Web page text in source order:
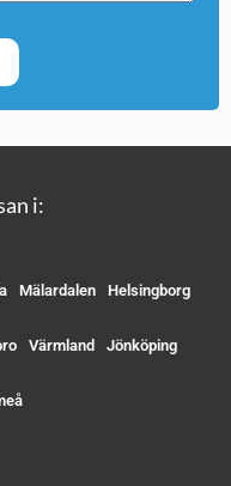
i:
Mälardalen Helsingborg
Värmland Jönköping